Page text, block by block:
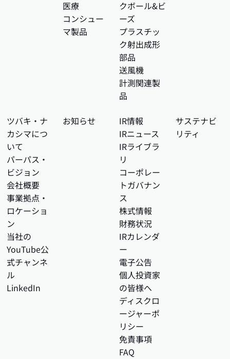
医療
コンシュー
マ製品
クボール&ビ
ーズ
プラスチッ
ク射出成形
部品
送風機
計測関連製
品
ツバキ・ナ
カシマにつ
いて
パーパス・
ビジョン
会社概要
事業拠点・
ロケーショ
ン
当社の
YouTube公
式チャンネ
ル
LinkedIn
お知らせ
IR情報
IRニュース
IRライブラ
リ
コーポレー
トガバナン
ス
株式情報
財務状況
IRカレンダ
ー
電子公告
個人投資家
の皆様へ
ディスクロ
ージャーポ
リシー
免責事項
FAQ
サステナビ
リティ